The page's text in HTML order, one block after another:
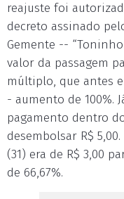
reajuste foi
decreto assinado
Gemente -- “Toninho
valor da passagem
múltiplo, que antes
- aumento de 100%.
pagamento dentro
desembolsar R$
(31) era de R$ 3,00
de 66,67%.